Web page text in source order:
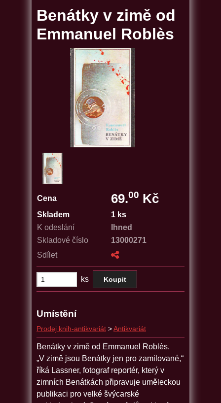
Benátky v zimě od
Emmanuel Roblès
Cena 69.00 Kč
Skladem
1 ks
K odeslání
Ihned
Skladové číslo
13000271
Sdílet
ks
Umístění
Prodej knih-antikvariát > Antikvariát
Benátky v zimě od Emmanuel Roblès.
„V zimě jsou Benátky jen pro zamilované,“
říká Lassner, fotograf reportér, který v
zimních Benátkách připravuje uměleckou
publikaci pro velké švýcarské